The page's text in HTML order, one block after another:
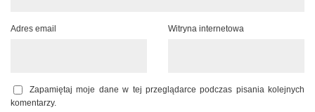
Adres email Witryna internetowa
Zapamiętaj moje dane w tej przeglądarce podczas pisania kolejnych
komentarzy.